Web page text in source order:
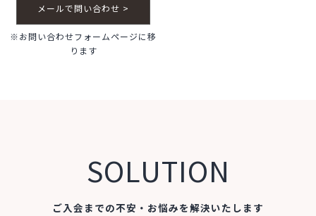
メールで問い合わせ >
※お問い合わせフォームページに移
ります
SOLUTION
ご入会までの不安・お悩みを解決いたします